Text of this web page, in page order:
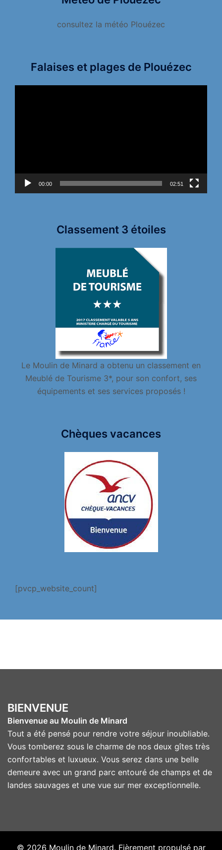
consultez la météo Plouézec
Falaises et plages de Plouézec
00:00 02:51
Classement 3 étoiles
Le Moulin de Minard a obtenu un classement en
Meublé de Tourisme 3*, pour son confort, ses
équipements et ses services proposés !
Chèques vacances
[pvcp_website_count]
BIENVENUE
Bienvenue au Moulin de Minard
Tout a été pensé pour rendre votre séjour inoubliable.
Vous tomberez sous le charme de nos deux gîtes très
confortables et luxueux. Vous serez dans une belle
demeure avec un grand parc entouré de champs et de
landes sauvages et une vue sur mer exceptionnelle.
© 2026 Moulin de Minard. Fièrement propulsé par